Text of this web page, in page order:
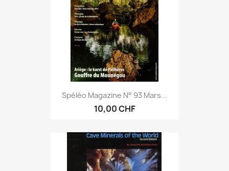
Spéléo Magazine N° 93 Mars...
10,00 CHF